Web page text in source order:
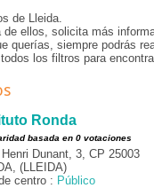
de Lleida.
ellos, solicita más
querías, siempre podrás
los filtros para
Ronda
basada en 0 votaciones
Dunant, 3, CP 25003
(LLEIDA)
centro : Público